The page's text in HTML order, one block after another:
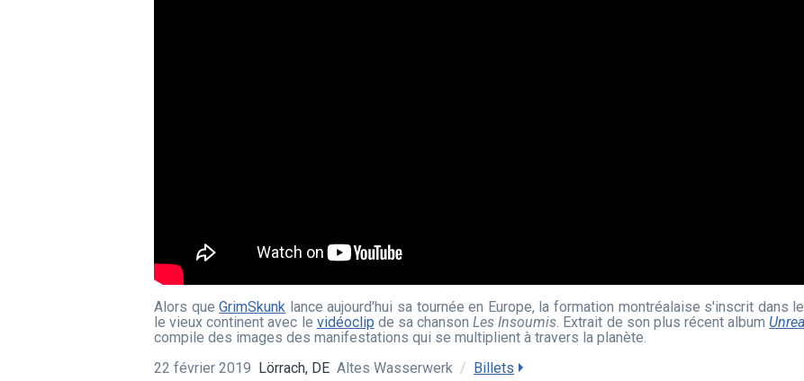
Alors queGrimSkunk lance aujourd'hui sa tournée en Europe, la formation montréalaise s'inscrit dans
le vieux continent avec le vidéoclip de sa chansonLes Insoumis . Extrait de son plus récent album
compile des images des manifestations qui se multiplient à travers la planète.
22 février 2019 Lörrach, DE Altes Wasserwerk / Billets